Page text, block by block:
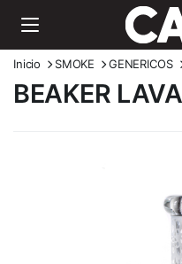
Inicio SMOKE GENERICOS
BEAKER